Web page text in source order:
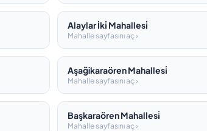
Alaylar İki̇ Mahallesi̇
Mahalle sayfasını aç ›
Aşağikaraören Mahallesi̇
Mahalle sayfasını aç ›
Başkaraören Mahallesi̇
Mahalle sayfasını aç ›